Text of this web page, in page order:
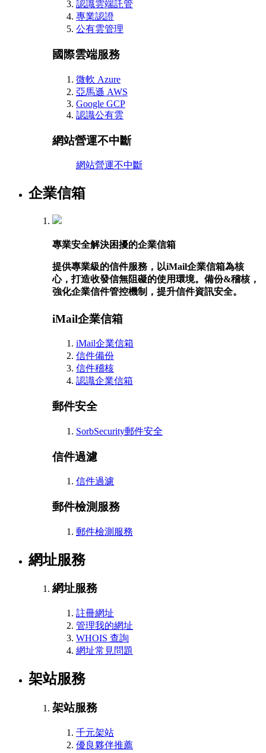
認識雲端託管
專業認證
公有雲管理
國際雲端服務
微軟 Azure
亞馬遜 AWS
Google GCP
認識公有雲
網站營運不中斷
網站營運不中斷
企業信箱
專業安全解決困擾的企業信箱
提供專業級的信件服務，以iMail企業信箱為核
心，打造收發信無阻礙的使用環境。備份&稽核，
強化企業信件管控機制，提升信件資訊安全。
iMail企業信箱
iMail企業信箱
信件備份
信件稽核
認識企業信箱
郵件安全
SorbSecurity郵件安全
信件過濾
信件過濾
郵件檢測服務
郵件檢測服務
網址服務
網址服務
註冊網址
管理我的網址
WHOIS 查詢
網址常見問題
架站服務
架站服務
千元架站
優良夥伴推薦